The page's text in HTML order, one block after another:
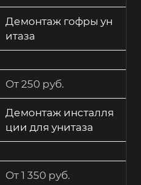
Демонтаж гофры ун
итаза
От 250 руб.
Демонтаж инсталля
ции для унитаза
От 1 350 руб.